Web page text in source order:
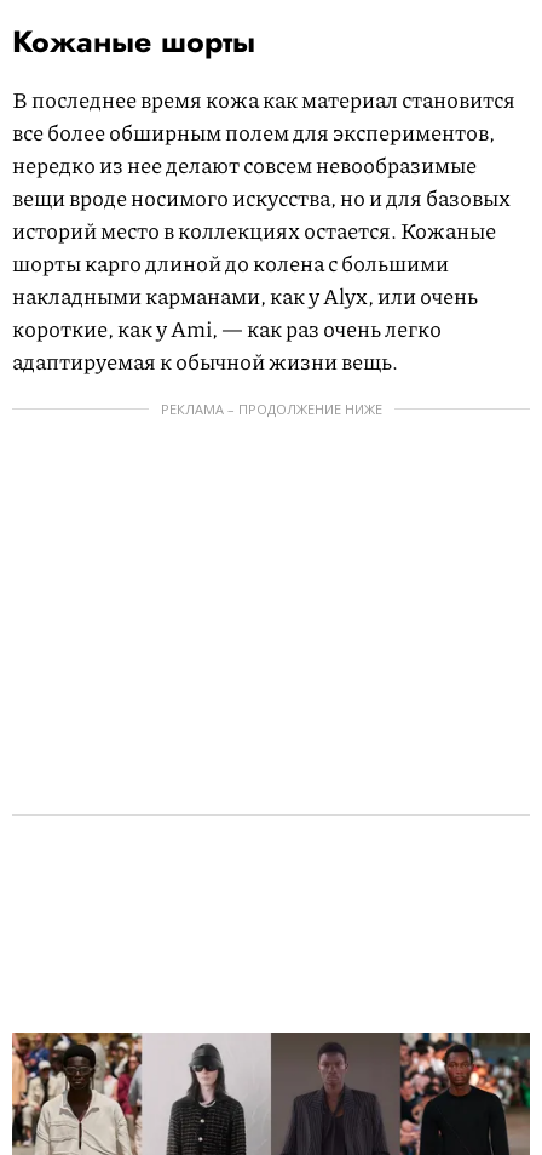
Кожаные шорты
В последнее время кожа как материал становится
все более обширным полем для экспериментов,
нередко из нее делают совсем невообразимые
вещи вроде носимого искусства, но и для базовых
историй место в коллекциях остается. Кожаные
шорты карго длиной до колена с большими
накладными карманами, как у Alyx, или очень
короткие, как у Ami, — как раз очень легко
адаптируемая к обычной жизни вещь.
РЕКЛАМА – ПРОДОЛЖЕНИЕ НИЖЕ